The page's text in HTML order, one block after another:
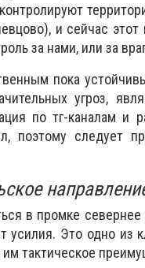
и сейчас этот
за нами, или за
пока
угроз,
по тг-каналам и
поэтому следует
в промке
усилия. Это одно из
тактическое